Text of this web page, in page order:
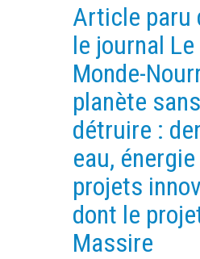
CURRENT PROJECTS
COMPLETED PROJECTS
UMR NETWORKS
REGULAR SEMINARS
TRAINING COURSES
MASTER
ENGINEERING
EDUCATION AND TRAINING
DOCTORAL TRAINING
Article paru
le journal Le
Monde-
planète
détruire :
eau,
projets
dont le
Massire